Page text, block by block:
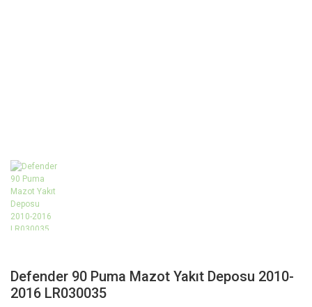
Defender 90 Puma Mazot Yakıt Deposu 2010-
2016 LR030035